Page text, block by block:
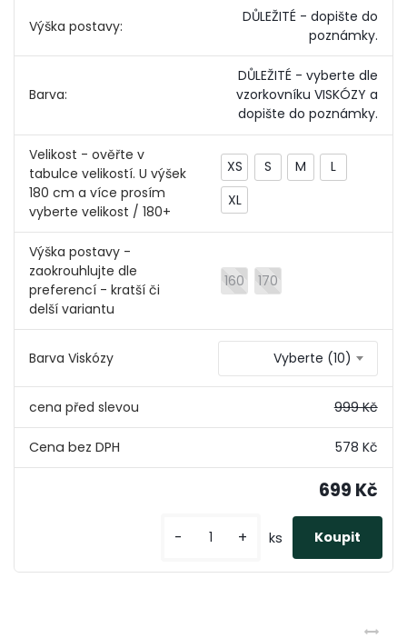
Výška postavy:
DŮLEŽITÉ - dopište do
poznámky.
Barva:
DŮLEŽITÉ - vyberte dle
vzorkovníku VISKÓZY a
dopište do poznámky.
Velikost - ověřte v
tabulce velikostí. U výšek
180 cm a více prosím
vyberte velikost / 180+
XS S M
L
XL
Výška postavy -
zaokrouhlujte dle
preferencí - kratší či
delší variantu
160 170
Barva Viskózy Vyberte (10)
cena před slevou 999 Kč
578 Kč
699 Kč
- + ks